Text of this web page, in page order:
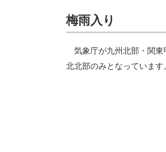
梅雨入り
気象庁が九州北部・関東
北北部のみとなっています